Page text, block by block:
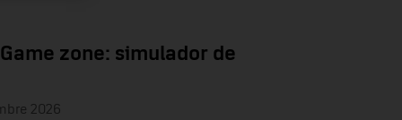
zone: simulador de
2026